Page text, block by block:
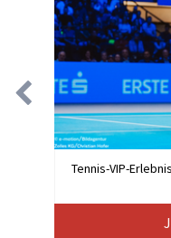
Tennis-VIP-